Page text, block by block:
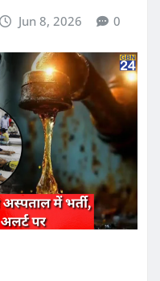
Jun 8, 2026 0